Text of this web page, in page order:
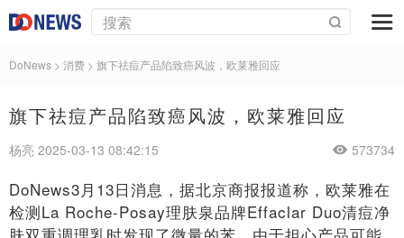
DoNews > 消费 > 旗下祛痘产品陷致癌风波，欧莱雅回应
旗下祛痘产品陷致癌风波，欧莱雅回应
杨亮 2025-03-13 08:42:15 573734
DoNews3月13日消息，据北京商报报道称，欧莱雅在
检测La Roche-Posay理肤泉品牌Effaclar Duo清痘净